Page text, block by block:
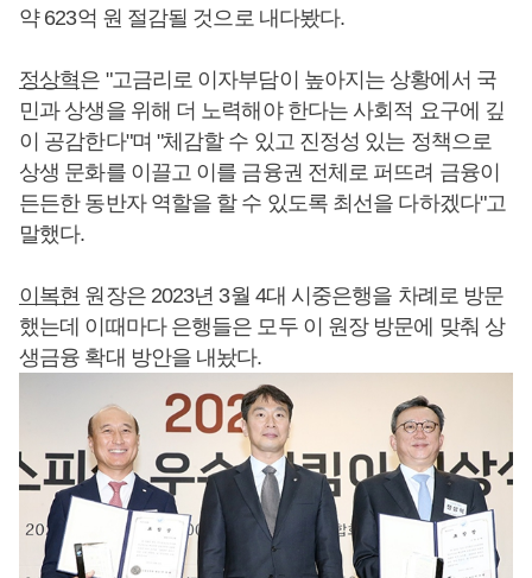
약 623억 원 절감될 것으로 내다봤다.
정상혁은 "고금리로 이자부담이 높아지는 상황에서 국
민과 상생을 위해 더 노력해야 한다는 사회적 요구에 깊
이 공감한다"며 "체감할 수 있고 진정성 있는 정책으로
상생 문화를 이끌고 이를 금융권 전체로 퍼뜨려 금융이
든든한 동반자 역할을 할 수 있도록 최선을 다하겠다"고
말했다.
이복현 원장은 2023년 3월 4대 시중은행을 차례로 방문
했는데 이때마다 은행들은 모두 이 원장 방문에 맞춰 상
생금융 확대 방안을 내놨다.